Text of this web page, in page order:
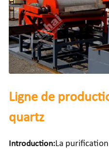
Ligne de
quartz
Introduction:La